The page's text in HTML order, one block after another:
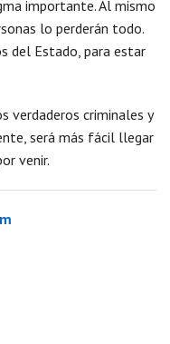
importante. Al mismo
lo perderán todo.
del Estado, para estar
verdaderos criminales y
será más fácil llegar
venir.